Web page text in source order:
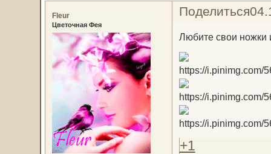
Поделиться
Fleur
Цветочная Фея
Любите свои ножки
+1